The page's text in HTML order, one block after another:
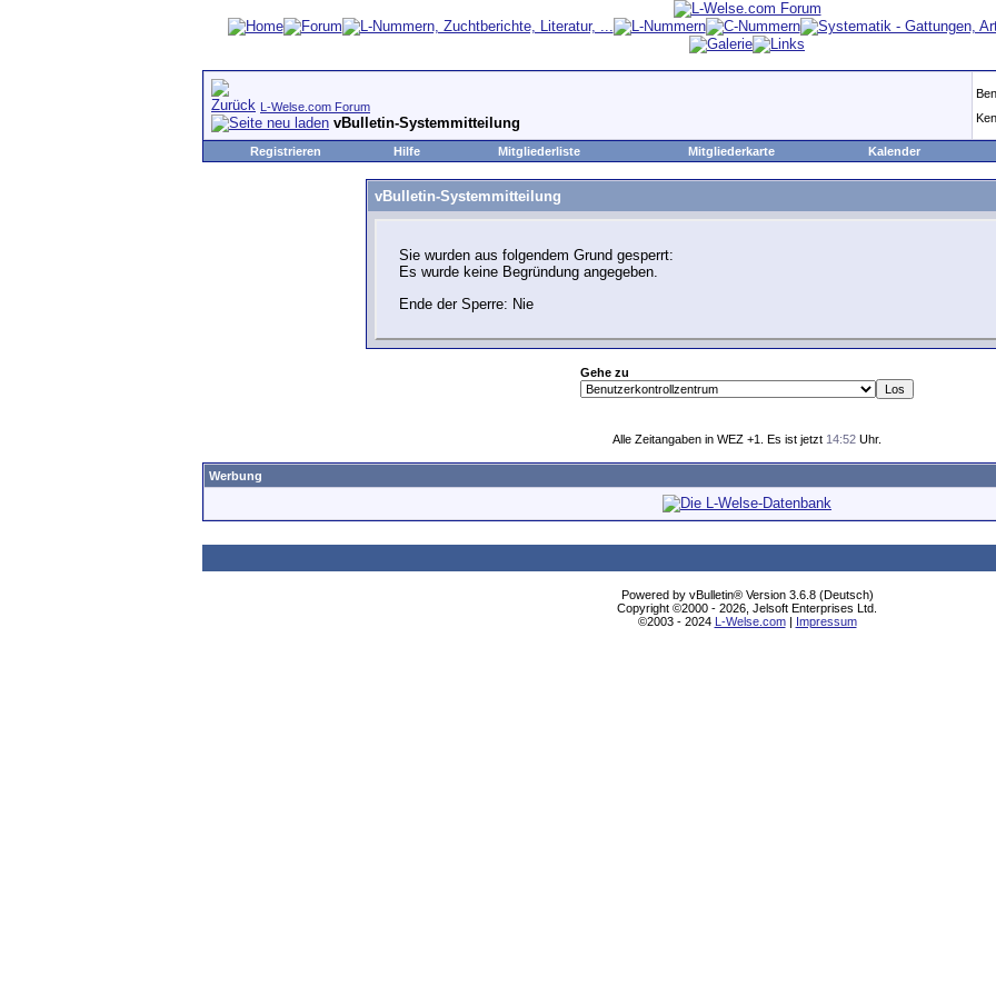
L-Welse.com Forum
vBulletin-Systemmitteilung
Registrieren Hilfe Mitgliederliste Mitgliederkarte Kalender
vBulletin-Systemmitteilung
Sie wurden aus folgendem Grund gesperrt:
Es wurde keine Begründung angegeben.
Ende der Sperre: Nie
Gehe zu
Alle Zeitangaben in WEZ +1. Es ist jetzt 14:52 Uhr.
Werbung
Powered by vBulletin® Version 3.6.8 (Deutsch)
Copyright ©2000 - 2026, Jelsoft Enterprises Ltd.
©2003 - 2024 L-Welse.com| Impressum